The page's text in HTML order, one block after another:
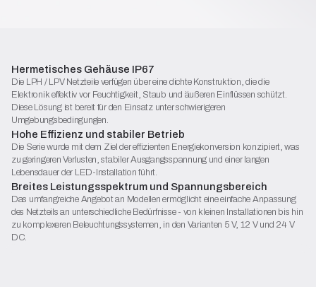
Katalogblatt (PDF)
Wählen Sie das passende Modell aus
Hermetisches Gehäuse IP67
Die LPH / LPV Netzteile verfügen über eine dichte Konstruktion, die die
Elektronik effektiv vor Feuchtigkeit, Staub und äußeren Einflüssen schützt.
Diese Lösung ist bereit für den Einsatz unter schwierigeren
Umgebungsbedingungen.
Hohe Effizienz und stabiler Betrieb
Die Serie wurde mit dem Ziel der effizienten Energiekonversion konzipiert, was
zu geringeren Verlusten, stabiler Ausgangsspannung und einer langen
Lebensdauer der LED-Installation führt.
Breites Leistungsspektrum und Spannungsbereich
Das umfangreiche Angebot an Modellen ermöglicht eine einfache Anpassung
des Netzteils an unterschiedliche Bedürfnisse - von kleinen Installationen bis hin
zu komplexeren Beleuchtungssystemen, in den Varianten 5 V, 12 V und 24 V
DC.